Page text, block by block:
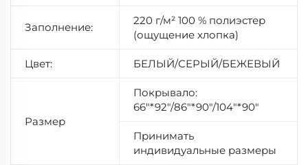
Заполнение:
220 г/м² 100 % полиэстер
(ощущение хлопка)
Цвет: БЕЛЫЙ/СЕРЫЙ/БЕЖЕВЫЙ
Размер
Покрывало:
66"*92"/86"*90"/104"*90"
Принимать
индивидуальные размеры